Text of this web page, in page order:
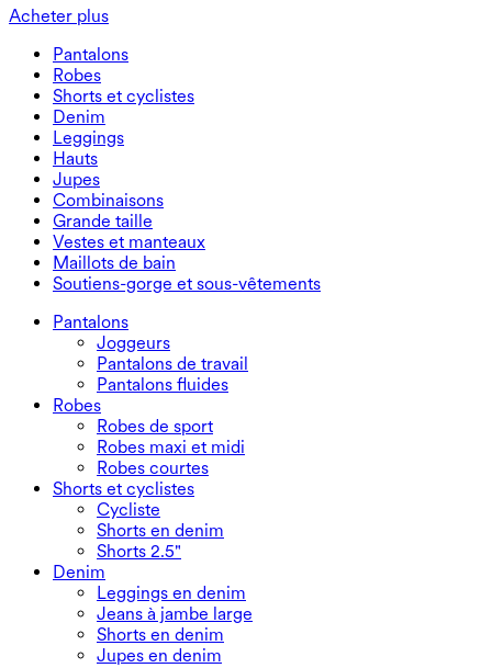
Acheter plus
Pantalons
Pantalons
Joggeurs
Pantalons de travail
Pantalons fluides
Robes
Robes
Robes de sport
Robes maxi et midi
Robes courtes
Shorts et cyclistes
Shorts et cyclistes
Cycliste
Shorts en denim
Shorts 2.5"
Denim
Denim
Leggings en denim
Jeans à jambe large
Shorts en denim
Jupes en denim
Leggings
Leggings
Leggings en denim
Leggings push-up
Leggings de yoga
Hauts
Hauts
Soutiens-gorge de sport
T-shirts
Jupes
Jupes
Jupes actives
Jupes courtes
Jupes maxi et midi
Combinaisons
Combinaisons
Salopettes
Combishorts
Grande taille
Grande taille
Bas grande taille
Hauts grande taille
Robes grande taille
Vestes et manteaux
Vestes et manteaux
Vestes et manteaux
Manteaux
Maillots de bain
Maillots de bain
Hauts de maillot de bain
Bas de maillot de bain
Ensembles de maillots de bain
Soutiens-gorge et sous-vêtements
Soutiens-gorge et sous-vêtements
Soutiens-gorge
Sous-vêtements
Pantalons
Joggeurs
Pantalons de travail
Pantalons fluides
Robes
Robes de sport
Robes maxi et midi
Robes courtes
Shorts et cyclistes
Cycliste
Shorts en denim
Shorts 2.5"
Denim
Leggings en denim
Jeans à jambe large
Shorts en denim
Jupes en denim